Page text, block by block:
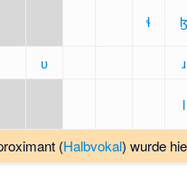
ɬ ɮ
ʋ ɹ
l
(Halbvokal) wurde